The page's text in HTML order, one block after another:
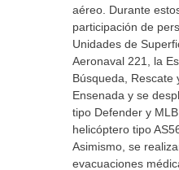
aéreo. Durante
participación de
Unidades de
Aeronaval 221, la
Búsqueda, Rescate
Ensenada y se
tipo Defender y
helicóptero tipo
Asimismo, se
evacuaciones